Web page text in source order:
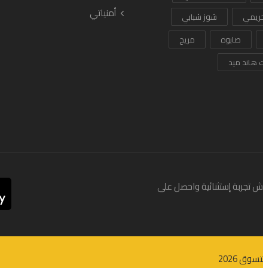
شوز شبابي
صابوه
مريح
هاند ميد
أمنياتي
تجربة إستثنائية واحصل على
2026